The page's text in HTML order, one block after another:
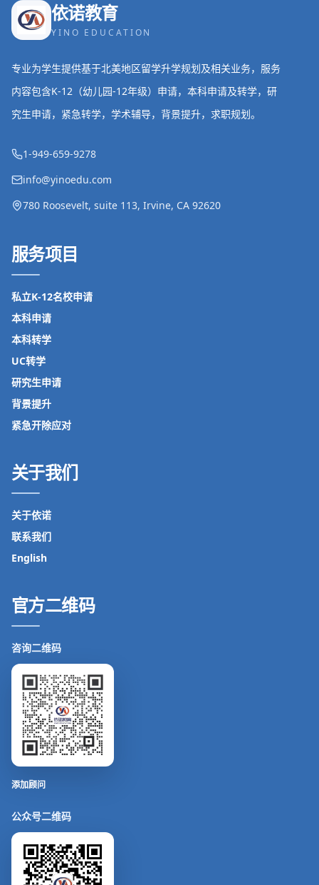
依诺教育
YINO EDUCATION
专业为学生提供基于北美地区留学升学规划及相关业务，服务
内容包含K-12（幼儿园-12年级）申请，本科申请及转学，研
究生申请，紧急转学，学术辅导，背景提升，求职规划。
1-949-659-9278
info@yinoedu.com
780 Roosevelt, suite 113, Irvine, CA 92620
服务项目
私立K-12名校申请
本科申请
本科转学
UC转学
研究生申请
背景提升
紧急开除应对
关于我们
关于依诺
联系我们
English
官方二维码
咨询二维码
添加顾问
公众号二维码